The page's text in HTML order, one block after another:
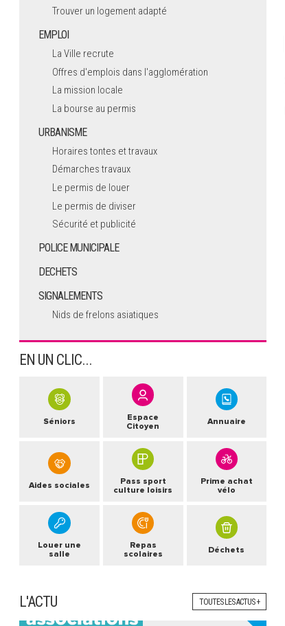
Trouver un logement adapté
EMPLOI
La Ville recrute
Offres d'emplois dans l'agglomération
La mission locale
La bourse au permis
URBANISME
Horaires tontes et travaux
Démarches travaux
Le permis de louer
Le permis de diviser
Sécurité et publicité
POLICE MUNICIPALE
DECHETS
SIGNALEMENTS
Nids de frelons asiatiques
EN UN CLIC...
Séniors
Espace
Citoyen
Annuaire
Aides sociales
Pass sport
culture loisirs
Prime achat
vélo
Louer une
salle
Repas
scolaires
Déchets
L'ACTU TOUTES LES ACTUS +